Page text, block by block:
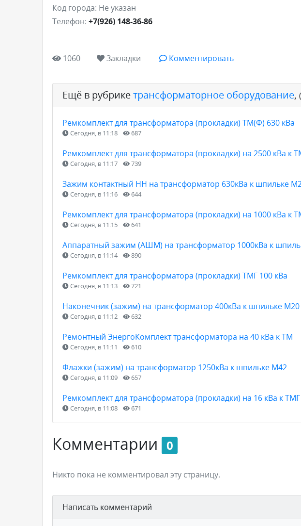
Код города: Не указан
Телефон: +7(926) 148-36-86
1060 Закладки Комментировать
Ещё в рубрикетрансформаторное оборудование,
Ремкомплект для трансформатора (прокладки) ТМ(Ф) 630 кВа
Сегодня, в 11:18 687
Ремкомплект для трансформатора (прокладки) на 2500 кВа к
Сегодня, в 11:17 739
Зажим контактный НН на трансформатор 630кВа к шпильке
Сегодня, в 11:16 644
Ремкомплект для трансформатора (прокладки) на 1000 кВа к
Сегодня, в 11:15 641
Аппаратный зажим (АШМ) на трансформатор 1000кВа к
Сегодня, в 11:14 890
Ремкомплект для трансформатора (прокладки) ТМГ 100 кВа
Сегодня, в 11:13 721
Наконечник (зажим) на трансформатор 400кВа к шпильке М20
Сегодня, в 11:12 632
Ремонтный ЭнергоКомплект трансформатора на 40 кВа к ТМ
Сегодня, в 11:11 610
Флажки (зажим) на трансформатор 1250кВа к шпильке М42
Сегодня, в 11:09 657
Ремкомплект для трансформатора (прокладки) на 16 кВа к ТМГ
Сегодня, в 11:08 671
Комментарии 0
Никто пока не комментировал эту страницу.
Написать комментарий